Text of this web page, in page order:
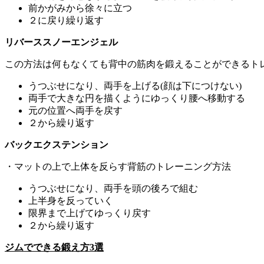
前かがみから徐々に立つ
２に戻り繰り返す
リバーススノーエンジェル
この方法は何もなくても背中の筋肉を鍛えることができるト
うつぶせになり、両手を上げる(顔は下につけない)
両手で大きな円を描くようにゆっくり腰へ移動する
元の位置へ両手を戻す
２から繰り返す
バックエクステンション
・マットの上で上体を反らす背筋のトレーニング方法
うつぶせになり、両手を頭の後ろで組む
上半身を反っていく
限界まで上げてゆっくり戻す
２から繰り返す
ジムでできる鍛え方3選